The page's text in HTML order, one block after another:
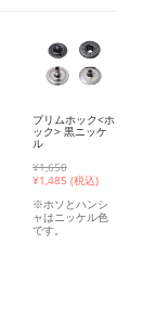
プリムホック<ホ
ック> 黒ニッケ
ル
¥1,650
¥1,485 (税込)
※ホソとハンシ
ャはニッケル色
です。